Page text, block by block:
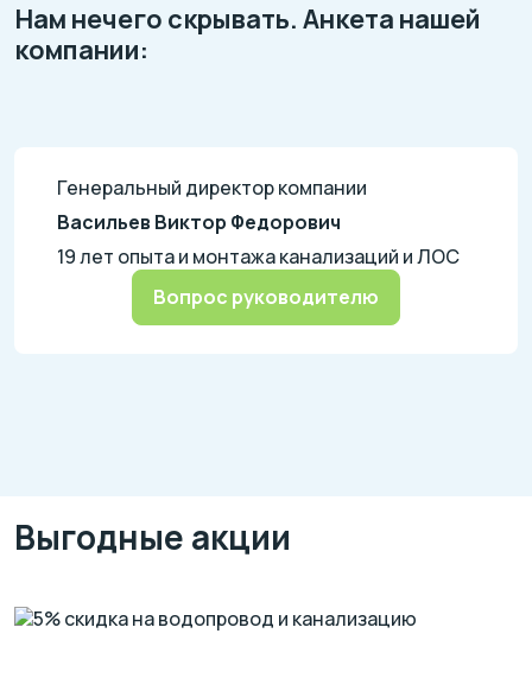
Нам нечего скрывать. Анкета нашей
компании:
Генеральный директор компании
Васильев Виктор Федорович
19 лет опыта и монтажа канализаций и ЛОС
Вопрос руководителю
Выгодные акции